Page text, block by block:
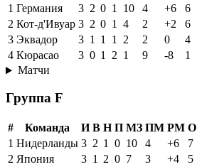
1 Германия 3 2 0 1 10 4 +6
6
2 Кот-д'Ивуар 3 2 0 1 4 2 +2
6
3 Эквадор 3 1 1 1 2 2 0
4
4 Кюрасао 3 0 1 2 1 9 -8
1
Матчи
Группа F
# Команда И В Н П МЗ ПМ РМ О
1 Нидерланды 3 2 1 0 10 4 +6
7
2 Япония 3 1 2 0 7 3 +4
5